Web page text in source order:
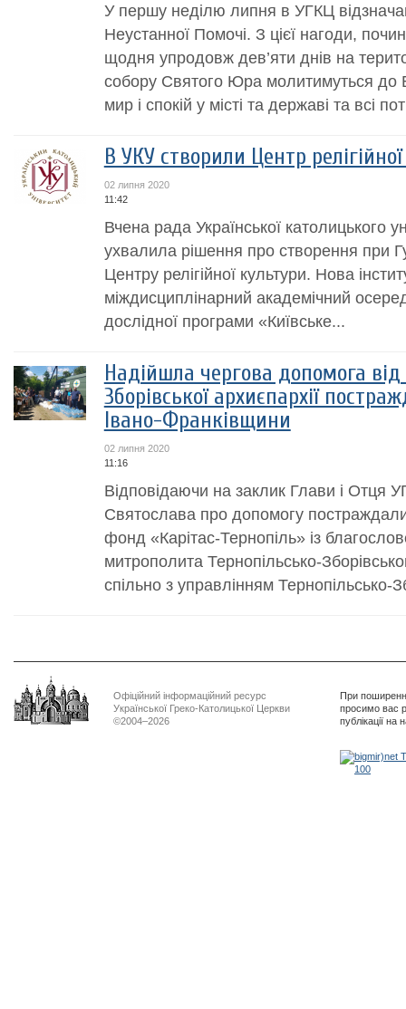
У першу неділю липня в УГКЦ
Неустанної Помочі. З цієї нагоди,
щодня упродовж дев’яти днів на
собору Святого Юра молитимуться до
мир і спокій у місті та державі та всі
В УКУ створили Центр
02 липня 2020
11:42
Вчена рада Української католицького
ухвалила рішення про створення при
Центру релігійної культури. Нова
міждисциплінарний академічний
дослідної програми «Київське...
Надійшла чергова допомога від
Зборівської архиєпархії
Івано-Франківщини
02 липня 2020
11:16
Відповідаючи на заклик Глави і Отця
Святослава про допомогу
фонд «Карітас-Тернопіль» із
митрополита Тернопільсько-
спільно з управлінням Тернопільсько-
Офіційний інформаційний ресурс
Української Греко-Католицької Церкви
©2004–2026
При
просимо вас
публікації на